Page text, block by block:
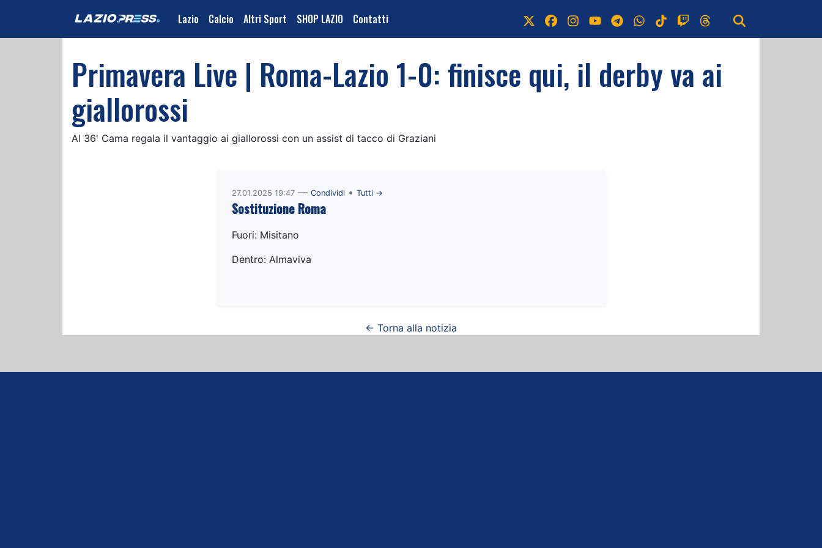
Lazio Calcio Altri Sport SHOP LAZIO Contatti
Primavera Live | Roma-Lazio 1-0: finisce qui, il derby va ai
giallorossi
Al 36' Cama regala il vantaggio ai giallorossi con un assist di tacco di Graziani
27.01.2025 19:47— Condividi• Tutti →
Sostituzione Roma
Fuori: Misitano
Dentro: Almaviva
← Torna alla notizia